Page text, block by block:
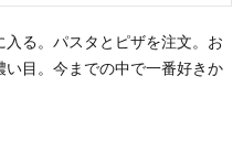
る。パスタとピザを注文。お
目。今までの中で一番好きか